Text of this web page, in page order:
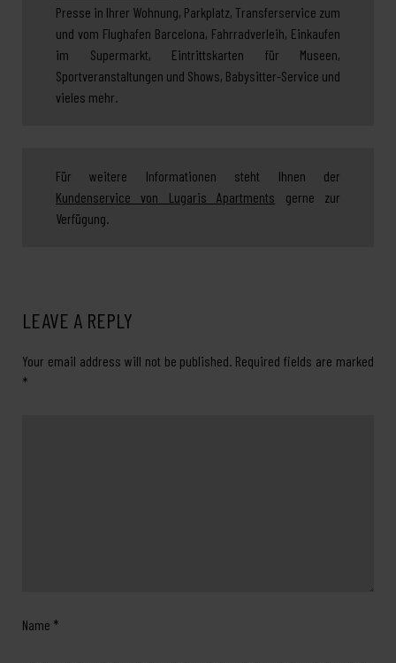
Presse in Ihrer Wohnung, Parkplatz, Transferservice zum
und vom Flughafen Barcelona, Fahrradverleih, Einkaufen
im Supermarkt, Eintrittskarten für Museen,
Sportveranstaltungen und Shows, Babysitter-Service und
vieles mehr.
Für weitere Informationen steht Ihnen der
Kundenservice von Lugaris Apartments gerne zur
Verfügung.
LEAVE A REPLY
Your email address will not be published. Required fields are marked
*
Name *